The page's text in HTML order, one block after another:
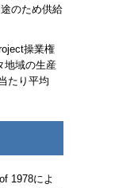
のため供給
操業権
地域の生産
たり平均
1978によ